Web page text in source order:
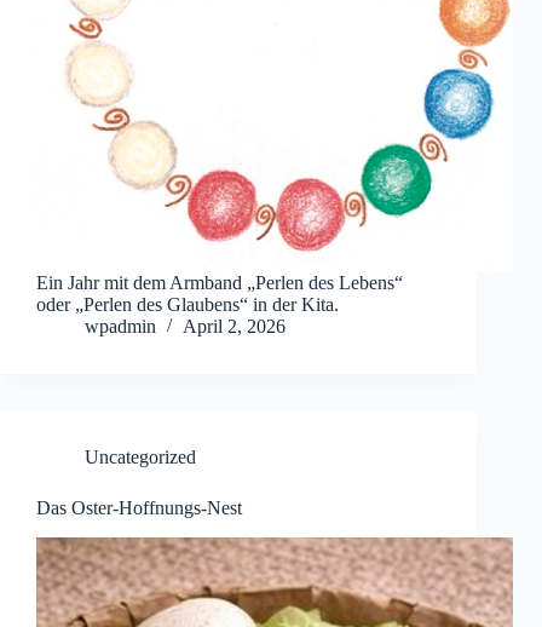
Ein Jahr mit dem Armband „Perlen des Lebens“
oder „Perlen des Glaubens“ in der Kita.
wpadmin
April 2, 2026
Uncategorized
Das Oster-Hoffnungs-Nest